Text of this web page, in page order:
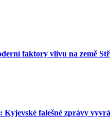
faktory vlivu na země
falešné zprávy